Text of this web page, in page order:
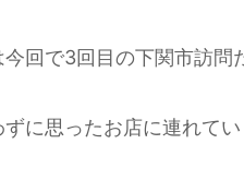
回で3回目の下関市訪問
に思ったお店に連れて